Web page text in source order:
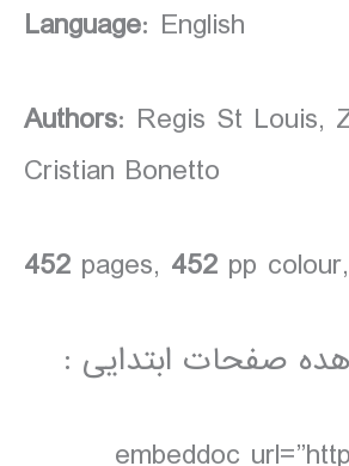
Language: English
Authors: Regis St Louis,
Cristian Bonetto
452 pages, 452 pp
صفحات ابتدایی :
[embeddoc